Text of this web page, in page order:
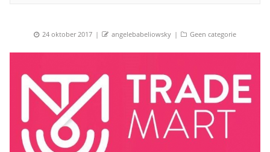
Posted
24 oktober 2017 Author
angelebabeliowsky Categories
Geen categorie